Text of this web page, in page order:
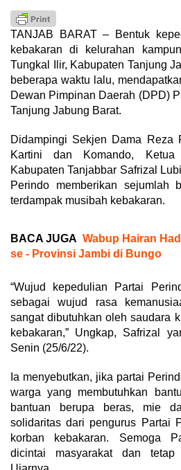
TANJAB BARAT – Bentuk
kebakaran di kelurahan
Tungkal Ilir, Kabupaten Tanjung
beberapa waktu lalu,
Dewan Pimpinan Daerah (DPD)
Tanjung Jabung Barat.
Didampingi Sekjen Dama Reza
Kartini dan Komando,
Kabupaten Tanjabbar Safrizal
Perindo memberikan sejumlah
terdampak musibah kebakaran.
BACA JUGA Wabup Hairan
se - Provinsi Jambi di Bungo
“Wujud kepedulian Partai
sebagai wujud rasa
sangat dibutuhkan oleh saudara
kebakaran,” Ungkap, Safrizal
Senin (25/6/22).
Ia menyebutkan, jika partai
warga yang membutuhkan
bantuan berupa beras, mie
solidaritas dari pengurus Partai
korban kebakaran. Semoga
dicintai masyarakat dan tetap